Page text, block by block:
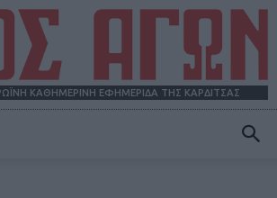
ΚΑΘΗΜΕΡΙΝΗ ΕΦΗΜΕΡΙΔΑ ΤΗΣ ΚΑΡΔΙΤΣΑΣ